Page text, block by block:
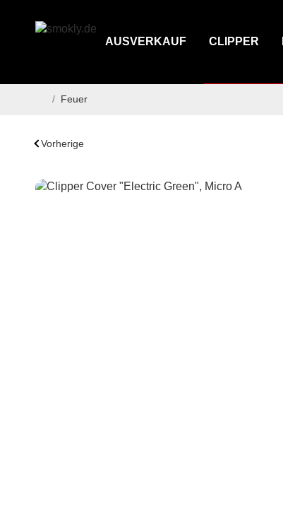
AUSVERKAUF CLIPPER
/ Feuer
Vorherige